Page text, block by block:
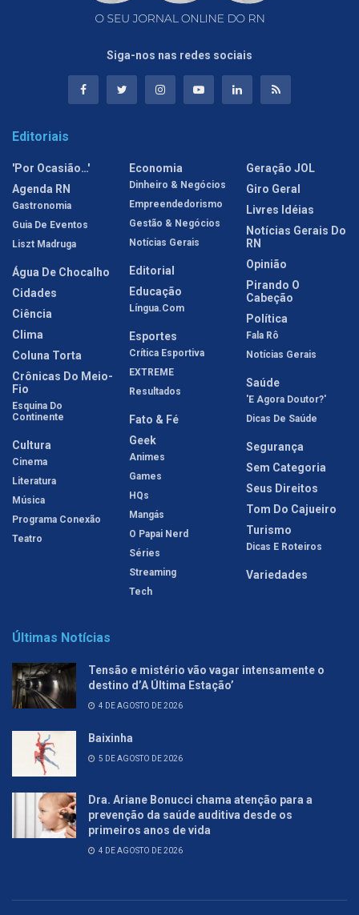
Siga-nos nas redes sociais
Editoriais
'Por Ocasião…'
Agenda RN
Gastronomia
Guia De Eventos
Liszt Madruga
Água De Chocalho
Cidades
Ciência
Clima
Coluna Torta
Crônicas Do Meio-
Fio
Esquina Do
Continente
Cultura
Cinema
Literatura
Música
Programa Conexão
Teatro
Economia
Dinheiro & Negócios
Empreendedorismo
Gestão & Negócios
Notícias Gerais
Editorial
Educação
Língua.com
Esportes
Crítica Esportiva
EXTREME
Resultados
Fato & Fé
Geek
Animes
Games
HQs
Mangás
O Papai Nerd
Séries
Streaming
Tech
Geração JOL
Giro Geral
Livres Idéias
Notícias Gerais Do
RN
Opinião
Pirando O
Cabeção
Política
Fala Rô
Notícias Gerais
Saúde
'E Agora Doutor?'
Dicas De Saúde
Segurança
Sem Categoria
Seus Direitos
Tom Do Cajueiro
Turismo
Dicas E Roteiros
Variedades
Últimas Notícias
Tensão e mistério vão vagar intensamente o
destino d’A Última Estação’
4 DE AGOSTO DE 2026
Baixinha
5 DE AGOSTO DE 2026
Dra. Ariane Bonucci chama atenção para a
prevenção da saúde auditiva desde os
primeiros anos de vida
4 DE AGOSTO DE 2026